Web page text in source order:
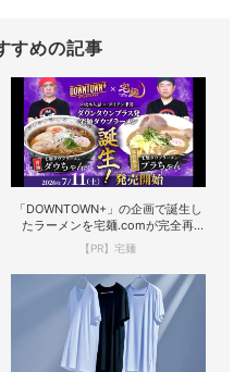
すめの記事
「DOWNTOWN+」の企画で誕生し
たラーメンを宅麺.comが完全再
現！
【PR】宅麺